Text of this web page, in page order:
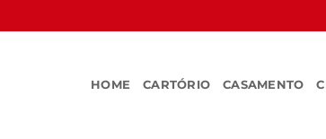
HOME CARTÓRIO CASAMENTO